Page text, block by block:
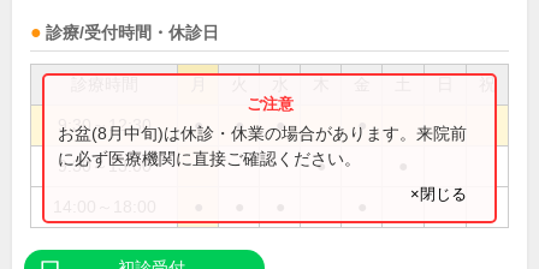
診療/受付時間・休診日
祝
9:30～12:30 ● ● ● ●
9:30～13:00 ●
お盆(8月中旬)は休診・休業の場合があります。来院前
に必ず医療機関に直接ご確認ください。
×閉じる